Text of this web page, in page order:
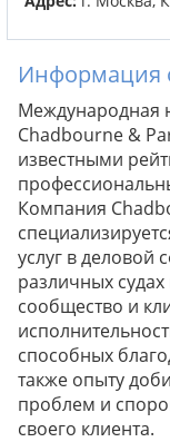
Информация
Международная
Chadbourne &
известными
Компания
услуг в деловой
различных
сообщество и
способных
также опыту
проблем и
своего клиента.